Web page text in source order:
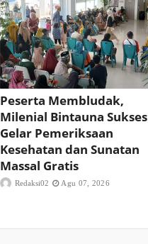
Peserta Membludak,
Milenial Bintauna Sukses
Gelar Pemeriksaan
Kesehatan dan Sunatan
Massal Gratis
Redaksi02 Agu 07, 2026